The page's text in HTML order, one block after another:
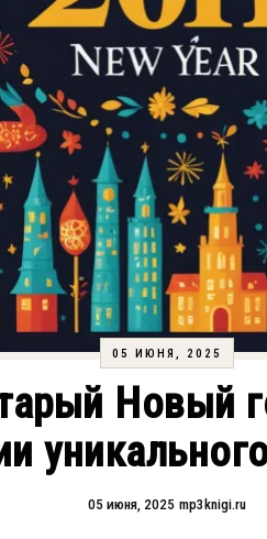
05 ИЮНЯ, 2025
Новый
05 июня, 2025 mp3knigi.ru